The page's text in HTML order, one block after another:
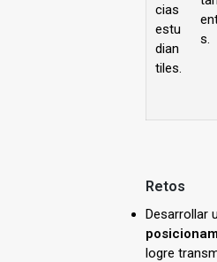
cias
estu
dian
tiles.
s.
Retos
Desarrollar
logre